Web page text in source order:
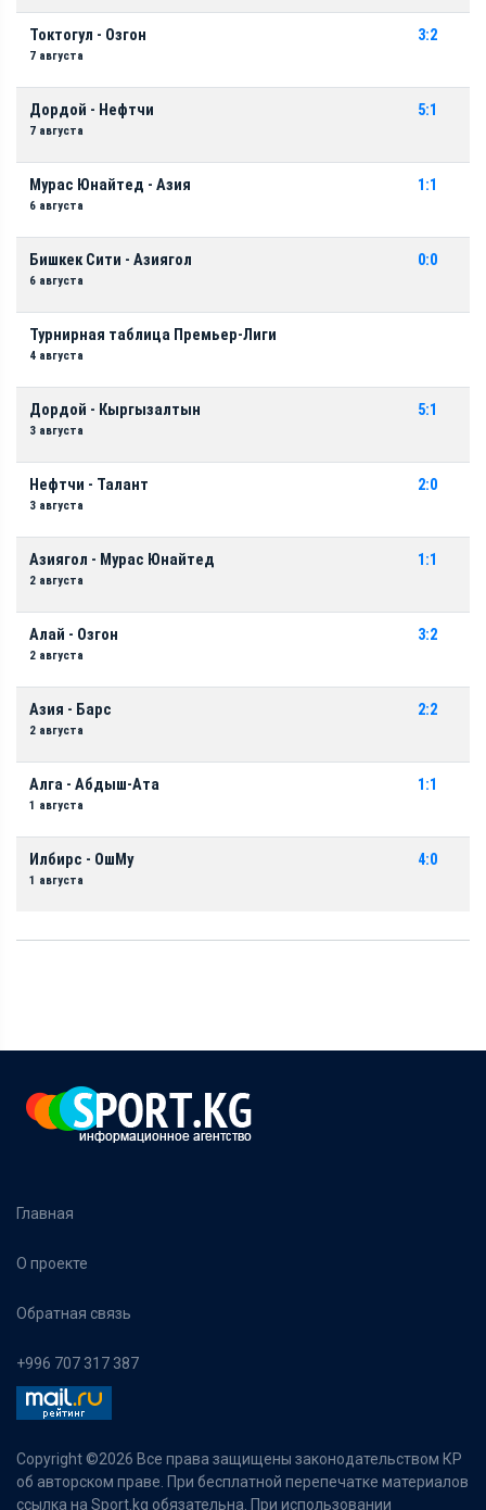
Токтогул - Озгон
7 августа
3:2
Дордой - Нефтчи
7 августа
5:1
Мурас Юнайтед - Азия
6 августа
1:1
Бишкек Сити - Азиягол
6 августа
0:0
Турнирная таблица Премьер-Лиги
4 августа
Дордой - Кыргызалтын
3 августа
5:1
Нефтчи - Талант
3 августа
2:0
Азиягол - Мурас Юнайтед
2 августа
1:1
Алай - Озгон
2 августа
3:2
Азия - Барс
2 августа
2:2
Алга - Абдыш-Ата
1 августа
1:1
Илбирс - ОшМу
1 августа
4:0
Главная
О проекте
Обратная связь
+996 707 317 387
Copyright ©2026 Все права защищены законодательством КР
об авторском праве. При бесплатной перепечатке материалов
ссылка на Sport.kg обязательна. При использовании